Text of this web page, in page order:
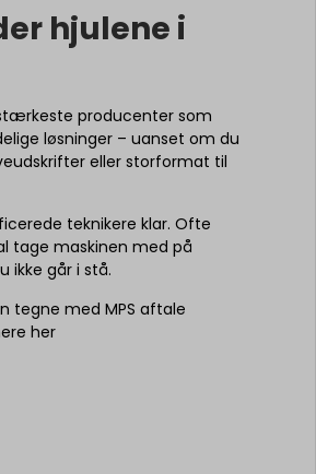
hjulene i
producenter som
løsninger – uanset om du
eller storformat til
teknikere klar. Ofte
tage maskinen med på
ikke går i stå.
tegne med MPS aftale
her